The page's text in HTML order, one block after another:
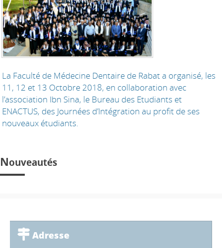
La Faculté de Médecine Dentaire de Rabat a organisé, les
11, 12 et 13 Octobre 2018, en collaboration avec
l’association Ibn Sina, le Bureau des Etudiants et
ENACTUS, des Journées d’Intégration au profit de ses
nouveaux étudiants.
Nouveautés
Adresse